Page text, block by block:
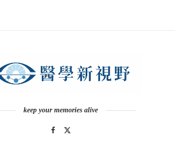
keep your memories alive